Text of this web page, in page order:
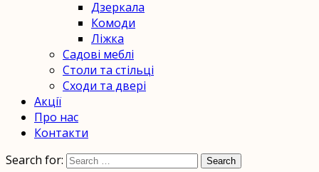
натурального
дерева
на
замовлення.
Дзеркала
Комоди
Ліжка
Садові меблі
Столи та стільці
Сходи та двері
Акції
Про нас
Контакти
Search for:
Search